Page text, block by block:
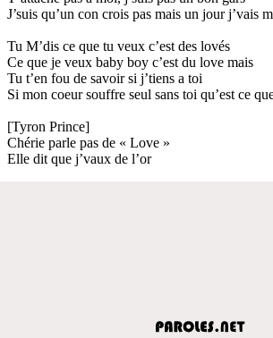
J’suis qu’un con crois pas mais un jour j’vais
Tu M’dis ce que tu veux c’est des lovés
Ce que je veux baby boy c’est du love mais
Tu t’en fou de savoir si j’tiens a toi
Si mon coeur souffre seul sans toi qu’est ce
[Tyron Prince]
Chérie parle pas de « Love »
Elle dit que j’vaux de l’or